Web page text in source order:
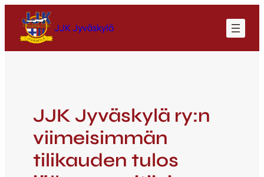
JJK Jyväskylä
JJK Jyväskylä ry:n
viimeisimmän
tilikauden tulos